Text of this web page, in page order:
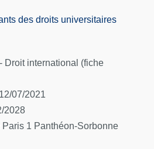
des droits universitaires
Droit international (fiche
07/2021
2028
1 Panthéon-Sorbonne